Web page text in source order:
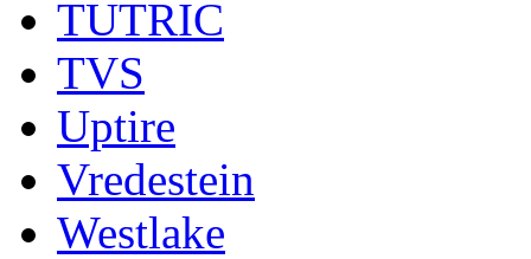
TUTRIC
TVS
Uptire
Vredestein
Westlake